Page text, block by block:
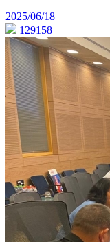
2025/06/18
129158